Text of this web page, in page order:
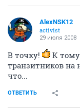
AlexNSK12
activist
29 июля 2008
В точку!
К тому
транзитников на
что...
ОТВЕТИТЬ